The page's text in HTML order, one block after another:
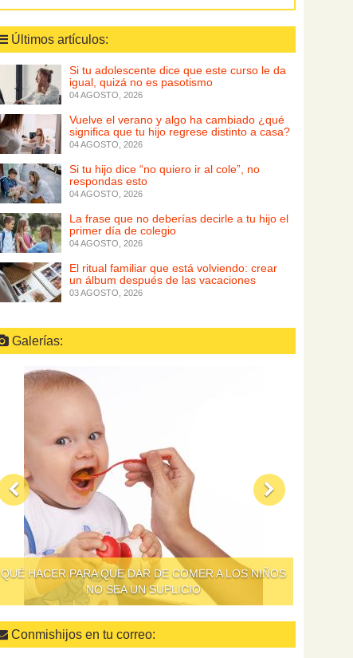
Últimos artículos:
Si tu adolescente dice que este curso le da
igual, quizá no es pasotismo
04 AGOSTO, 2026
Vuelve el verano y algo ha cambiado ¿qué
significa que tu hijo regrese distinto a casa?
04 AGOSTO, 2026
Si tu hijo dice “no quiero ir al cole”, no
respondas esto
04 AGOSTO, 2026
La frase que no deberías decirle a tu hijo el
primer día de colegio
04 AGOSTO, 2026
El ritual familiar que está volviendo: crear
un álbum después de las vacaciones
03 AGOSTO, 2026
Galerías:
QUÉ HACER PARA QUE DAR DE COMER A LOS NIÑOS
NO SEA UN SUPLICIO
Conmishijos en tu correo: